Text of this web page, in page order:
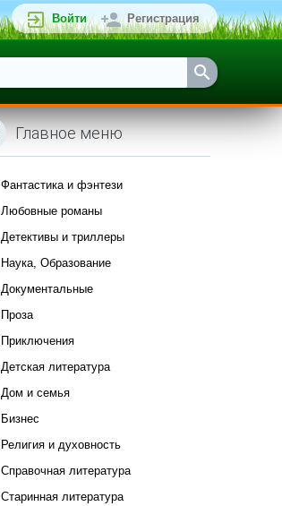
Войти Регистрация
Главное меню
Фантастика и фэнтези
Любовные романы
Детективы и триллеры
Наука, Образование
Документальные
Проза
Приключения
Детская литература
Дом и семья
Бизнес
Религия и духовность
Справочная литература
Старинная литература